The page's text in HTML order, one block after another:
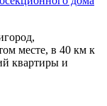
месте, в 40 км к
квартиры и